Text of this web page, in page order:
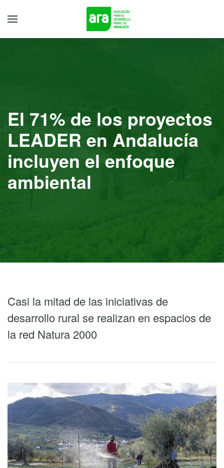
El 71% de los proyectos
LEADER en Andalucía
incluyen el enfoque
ambiental
Casi la mitad de las iniciativas de
desarrollo rural se realizan en espacios de
la red Natura 2000